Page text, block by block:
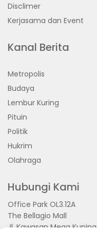
Disclimer
Kerjasama dan Event
Kanal Berita
Metropolis
Budaya
Lembur Kuring
Pituin
Politik
Hukrim
Olahraga
Hubungi Kami
Office Park OL3.12A
The Bellagio Mall
Jl. Kawasan Mega